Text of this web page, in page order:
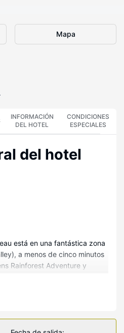
Mapa
INFORMACIÓN
DEL HOTEL
CONDICIONES
ESPECIALES
del hotel
está en una fantástica zona
a menos de cinco minutos
Rainforest Adventure y
Powder Descents y a 5 km
casa en cualquiera de las 72